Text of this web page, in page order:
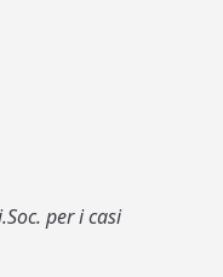
per i casi